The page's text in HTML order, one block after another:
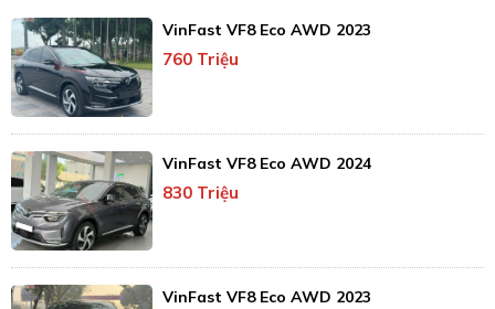
VinFast VF8 Eco AWD 2023
760 Triệu
VinFast VF8 Eco AWD 2024
830 Triệu
VinFast VF8 Eco AWD 2023